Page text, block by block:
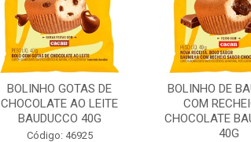
BOLINHO GOTAS DE
CHOCOLATE AO LEITE
BAUDUCCO 40G
Código: 46925
BOLINHO DE
COM
CHOCOLATE
40G